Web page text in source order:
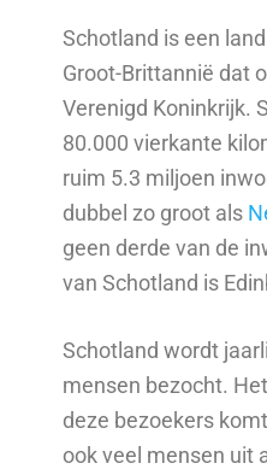
Schotland is een
Groot-Brittannië dat
Verenigd Koninkrijk.
80.000 vierkante
ruim 5.3 miljoen
dubbel zo groot als
geen derde van de
van Schotland is
Schotland wordt
mensen bezocht.
deze bezoekers
ook veel mensen uit